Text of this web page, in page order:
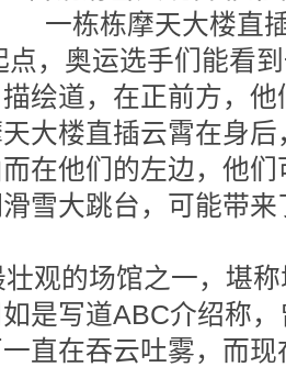
点，奥运选手们能看
描绘道，在正前方，
大楼直插云霄在身
在他们的左边，他
雪大跳台，可能带
观的场馆之一，堪
是写道ABC介绍称
直在吞云吐雾，而